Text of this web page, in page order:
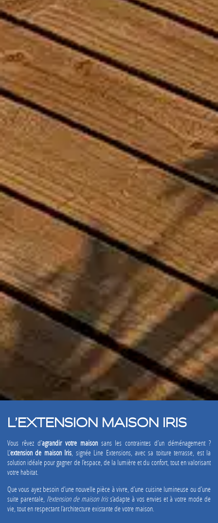
L’EXTENSION MAISON IRIS
Vous rêvez d’agrandir votre maisonsans les contraintes d’un déménagement ?
L’extension de maison Iris, signée Line Extensions, avec sa toiture terrasse, est la
solution idéale pour gagner de l’espace, de la lumière et du confort, tout en valorisant
votre habitat.
Que vous ayez besoin d’une nouvelle pièce à vivre, d’une cuisine lumineuse ou d’une
suite parentale, l’extension de maison Iriss’adapte à vos envies et à votre mode de
vie, tout en respectant l’architecture existante de votre maison.